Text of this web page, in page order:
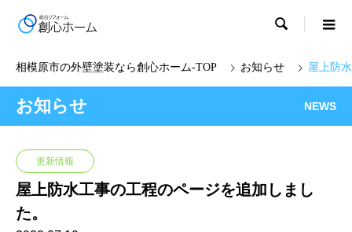

お知らせ 屋上防
お知らせ NEWS
更新情報
屋上防水工事の工程のページを追加しまし
た。